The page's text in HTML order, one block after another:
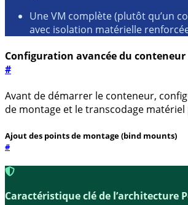
Une VM complète (plutôt qu’un
avec isolation matérielle
Configuration avancée du conteneur
#
Avant de démarrer le conteneur,
de montage et le transcodage matériel
Ajout des points de montage (bind mounts)
#
Caractéristique clé de l’architecture